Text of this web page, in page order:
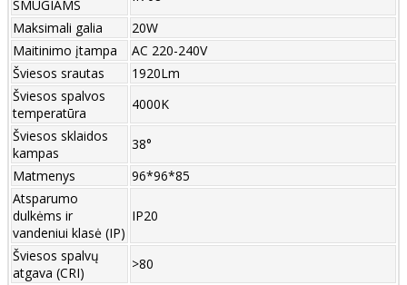
SMŪGIAMS
Maksimali galia
20W
Maitinimo įtampa
AC 220-240V
Šviesos srautas
1920Lm
Šviesos spalvos
temperatūra
4000K
Šviesos sklaidos
kampas
38°
Matmenys
96*96*85
Atsparumo
dulkėms ir
vandeniui klasė (IP)
IP20
Šviesos spalvų
atgava (CRI)
>80